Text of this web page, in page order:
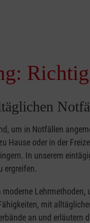
um in Notfällen
Hause oder in der
In unserem
ergreifen.
mit
an und erläutern